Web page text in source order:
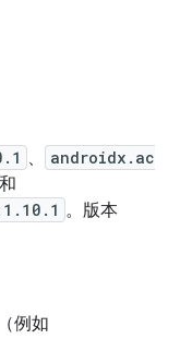
、
androidx.ac
和
。版本
例如